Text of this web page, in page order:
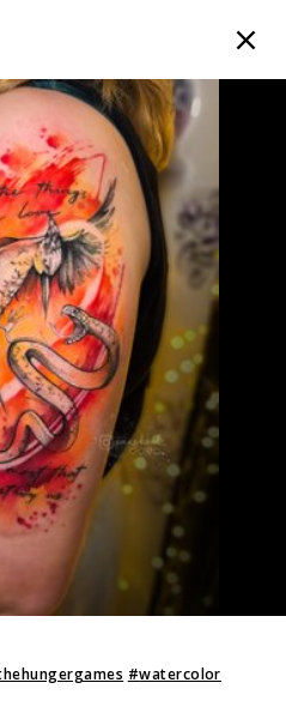
Pasko
Biała
Dotwork / Graficzny / Sketch /
/ Cartoon / Watercolor
TATTOO LIFE INFO
#watercolor